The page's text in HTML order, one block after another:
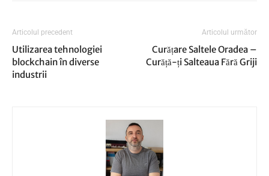
Articolul precedent
Utilizarea tehnologiei
blockchain în diverse
industrii
Articolul următor
Curățare Saltele Oradea –
Curăță-ți Salteaua Fără Griji